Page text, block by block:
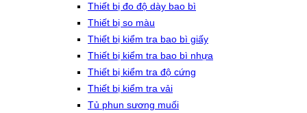
Thiết bị đo độ dày bao bì
Thiết bị so màu
Thiết bị kiểm tra bao bì giấy
Thiết bị kiểm tra bao bì nhựa
Thiết bị kiểm tra độ cứng
Thiết bị kiểm tra vải
Tủ phun sương muối